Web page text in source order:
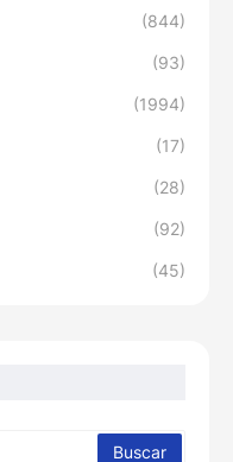
(844)
(93)
(1994)
(17)
(28)
(92)
(45)